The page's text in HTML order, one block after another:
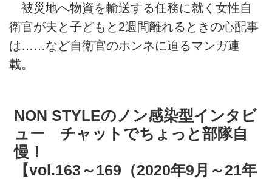
被災地へ物資を輸送する任務に就く女性自
衛官が夫と子どもと2週間離れるときの心配事
は……など自衛官のホンネに迫るマンガ連
載。
NON STYLEのノン感染型インタビ
ュー チャットでちょっと部隊自
慢！
【vol.163～169（2020年9月～21年